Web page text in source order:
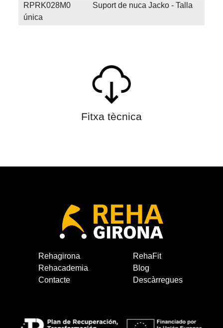
RPRK028M0 Suport de nuca Jacko - Talla
única
Fitxa tècnica
Rehagirona
RehaFit
Rehacademia
Blog
Contacte
Descàrregues